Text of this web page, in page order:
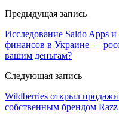
Предыдущая запись
Исследование Saldo Apps
финансов в Украине —
вашим деньгам?
Следующая запись
Wildberries открыл
собственным брендом Razz